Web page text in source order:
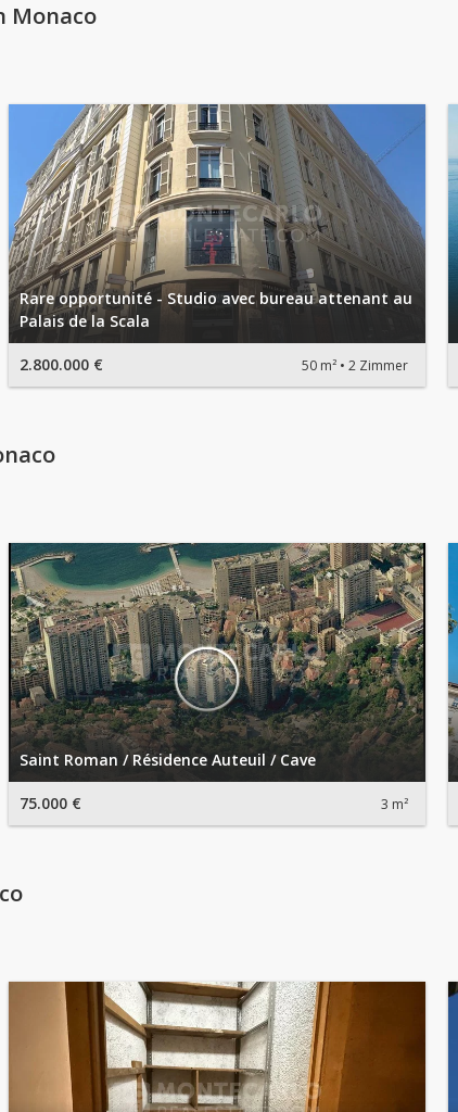
Monaco
Rare opportunité - Studio avec bureau attenant au
Palais de la Scala
2.800.000 € 50 m² 2 Zimmer
Saint Roman / Résidence Auteuil / Cave
75.000 € 3 m²